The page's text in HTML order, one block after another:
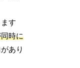
す
時に
あり